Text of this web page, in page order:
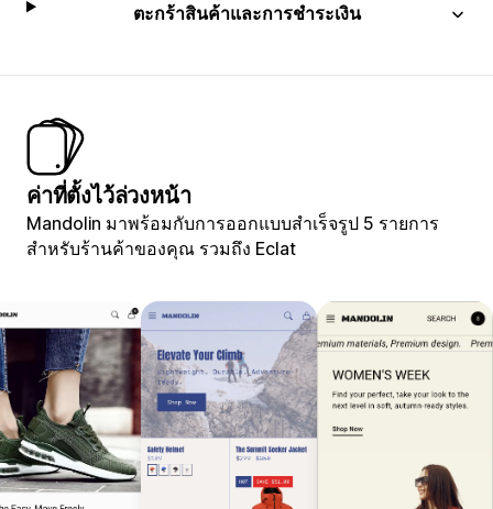
ตะกร้าสินค้าและการชำระเงิน
ค่าที่ตั้งไว้ล่วงหน้า
Mandolin มาพร้อมกับการออกแบบสำเร็จรูป 5 รายการ
สำหรับร้านค้าของคุณ รวมถึง Eclat